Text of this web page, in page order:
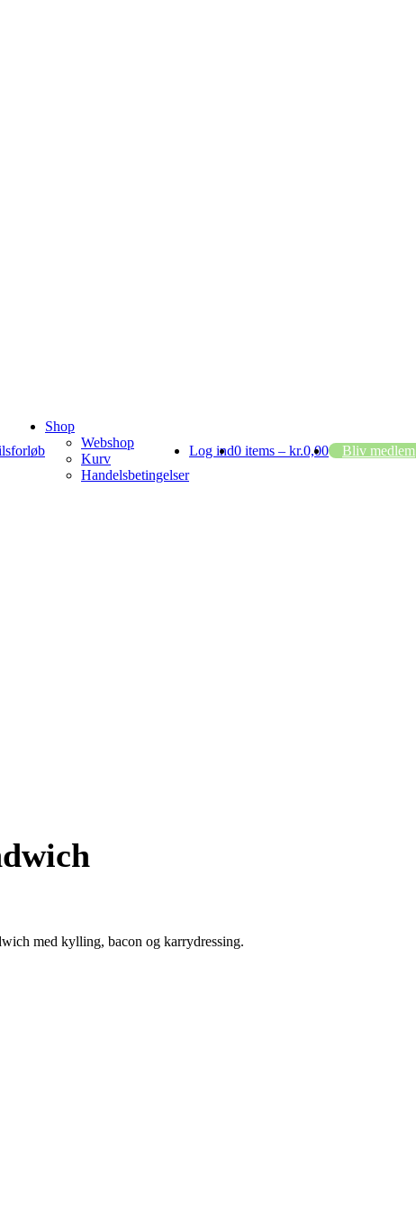
Shop
Webshop
Kurv
Handelsbetingelser
Log ind Bliv medlem
0 items – kr.0,00
med kylling, bacon og karrydressing.